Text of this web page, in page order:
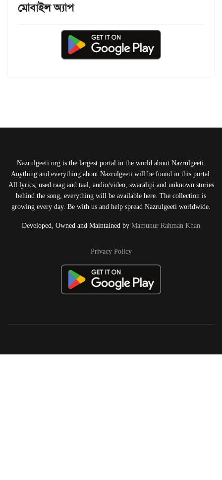
মোবাইল অ্যাপ
Nazrulgeeti.org is the largest portal in the world about Nazrulgeeti.
Anything and everything about Nazrulgeeti will be found in this portal.
All lyrics, used raag and taal, audio/video, swaralipi and unknown stories
behind the song, everything will be available here. The collection is
growing every day. Be with us and help spread Nazrulgeeti worldwide.
Developed, Owned and Maintained by Mamunur Rahman Khan
Privacy Policy